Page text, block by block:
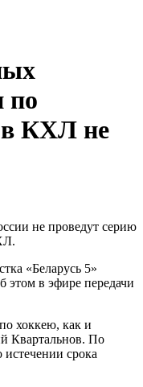
по
в КХЛ не
не проведут серию
«Беларусь 5»
в эфире передачи
хоккею, как и
Квартальнов. По
истечении срока